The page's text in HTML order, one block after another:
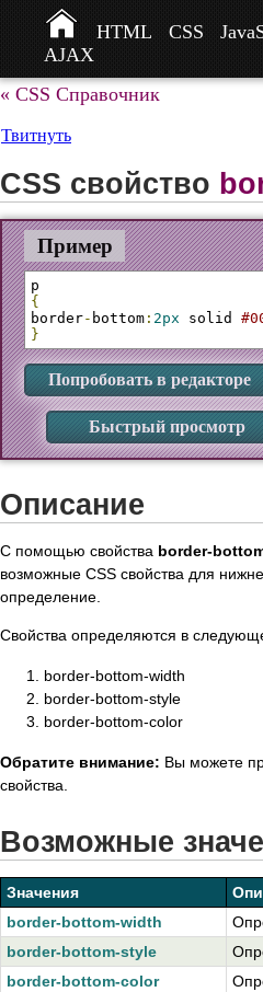
HTML CSS
AJAX
« CSS Справочник
Твитнуть
CSS свойство
Пример
{
border- bottom : 2px solid
}
Попробовать в редакторе
Быстрый просмотр
Описание
С помощью свойства border-
возможные CSS свойства для
определение.
Свойства определяются в
border-bottom-width
border-bottom-style
border-bottom-color
Обратите внимание: Вы можете
свойства.
Возможные
Значения
border-bottom-width
border-bottom-style
border-bottom-color